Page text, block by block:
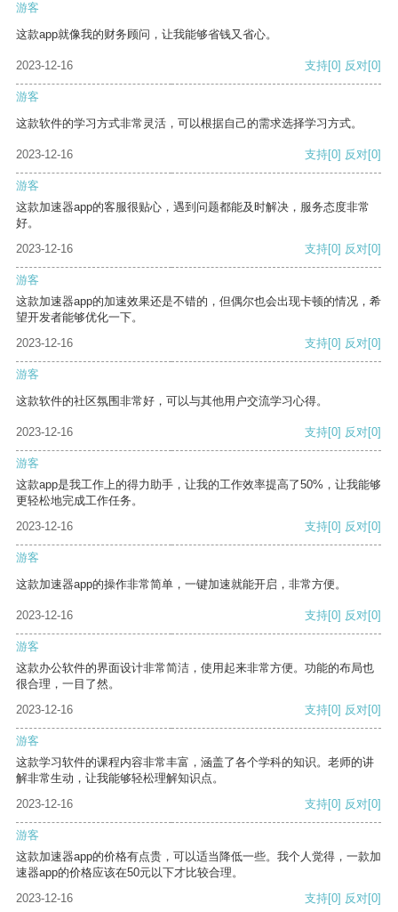
游客
这款app就像我的财务顾问，让我能够省钱又省心。
2023-12-16 支持[0] 反对[0]
游客
这款软件的学习方式非常灵活，可以根据自己的需求选择学习方式。
2023-12-16 支持[0] 反对[0]
游客
这款加速器app的客服很贴心，遇到问题都能及时解决，服务态度非常
好。
2023-12-16
支持[0] 反对[0]
游客
这款加速器app的加速效果还是不错的，但偶尔也会出现卡顿的情况，希
望开发者能够优化一下。
2023-12-16
支持[0] 反对[0]
游客
这款软件的社区氛围非常好，可以与其他用户交流学习心得。
2023-12-16 支持[0] 反对[0]
游客
这款app是我工作上的得力助手，让我的工作效率提高了50%，让我能够
更轻松地完成工作任务。
2023-12-16
支持[0] 反对[0]
游客
这款加速器app的操作非常简单，一键加速就能开启，非常方便。
2023-12-16 支持[0] 反对[0]
游客
这款办公软件的界面设计非常简洁，使用起来非常方便。功能的布局也
很合理，一目了然。
2023-12-16
支持[0] 反对[0]
游客
这款学习软件的课程内容非常丰富，涵盖了各个学科的知识。老师的讲
解非常生动，让我能够轻松理解知识点。
2023-12-16
支持[0] 反对[0]
游客
这款加速器app的价格有点贵，可以适当降低一些。我个人觉得，一款加
速器app的价格应该在50元以下才比较合理。
2023-12-16
支持[0] 反对[0]